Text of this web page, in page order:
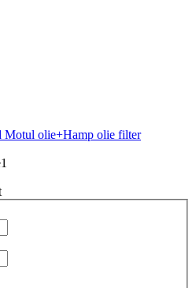
Motul olie+Hamp olie filter